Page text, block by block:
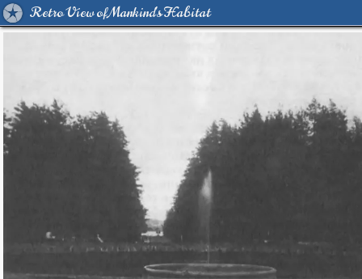
Retro View of Mankind's Habitat